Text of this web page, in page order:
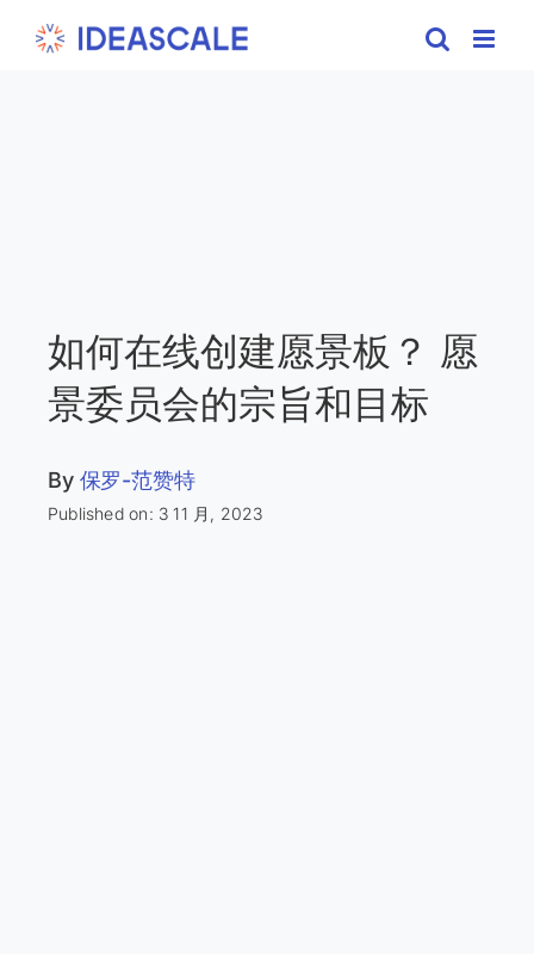
如何在线创建愿景板？ 愿
景委员会的宗旨和目标
By 保罗-范赞特
Published on: 3 11 月, 2023